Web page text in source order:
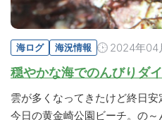
海ログ 海況情報 2024年04
穏やかな海でのんびりダ
雲が多くなってきたけど終日
今日の黄金崎公園ビーチ。の